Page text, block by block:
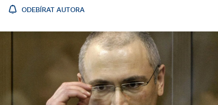
ODEBÍRAT AUTORA